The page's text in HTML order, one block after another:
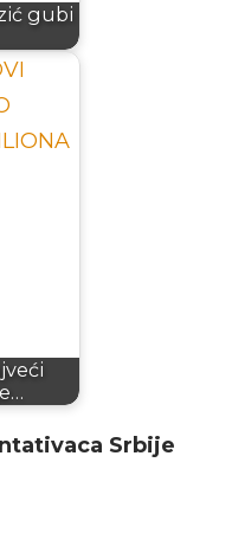
gubi
Srbije